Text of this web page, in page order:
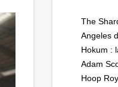
The
Angeles
Hokum :
Adam
Hoop